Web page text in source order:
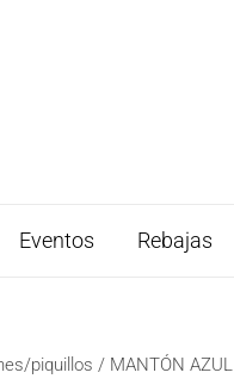
Eventos Rebajas
piquillos / MANTÓN AZUL